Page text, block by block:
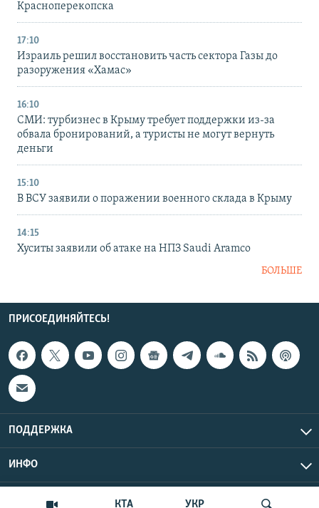
КТА УКР
Красноперекопска
17:10
Израиль решил восстановить часть сектора Газы до
разоружения «Хамас»
16:10
СМИ: турбизнес в Крыму требует поддержки из-за
обвала бронирований, а туристы не могут вернуть
деньги
15:10
В ВСУ заявили о поражении военного склада в Крыму
14:15
Хуситы заявили об атаке на НПЗ Saudi Aramco
БОЛЬШЕ
ПРИСОЕДИНЯЙТЕСЬ!
ПОДДЕРЖКА
ИНФО
Copyright Крым.Реалии, 2026 | Все права защищены.
UTC+3